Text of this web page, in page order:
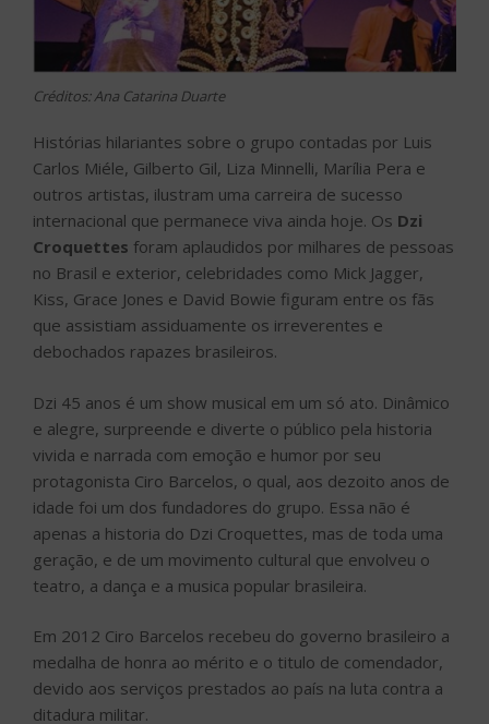
Créditos: Ana Catarina Duarte
Histórias hilariantes sobre o grupo contadas por Luis
Carlos Miéle, Gilberto Gil, Liza Minnelli, Marília Pera e
outros artistas, ilustram uma carreira de sucesso
internacional que permanece viva ainda hoje. Os Dzi
Croquettes foram aplaudidos por milhares de pessoas
no Brasil e exterior, celebridades como Mick Jagger,
Kiss, Grace Jones e David Bowie figuram entre os fãs
que assistiam assiduamente os irreverentes e
debochados rapazes brasileiros.
Dzi 45 anos é um show musical em um só ato. Dinâmico
e alegre, surpreende e diverte o público pela historia
vivida e narrada com emoção e humor por seu
protagonista Ciro Barcelos, o qual, aos dezoito anos de
idade foi um dos fundadores do grupo. Essa não é
apenas a historia do Dzi Croquettes, mas de toda uma
geração, e de um movimento cultural que envolveu o
teatro, a dança e a musica popular brasileira.
Em 2012 Ciro Barcelos recebeu do governo brasileiro a
medalha de honra ao mérito e o titulo de comendador,
devido aos serviços prestados ao país na luta contra a
ditadura militar.